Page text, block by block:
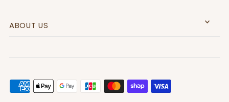
ABOUT US